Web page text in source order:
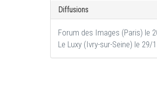
Diffusions
Forum des Images (Paris) le
Le Luxy (Ivry-sur-Seine) le 29/